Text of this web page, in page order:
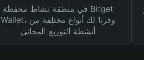
في منطقة نشاط محفظة Bitget
Wallet، وفرنا لك أنواع مختلفة من
أنشطة التوزيع المجاني